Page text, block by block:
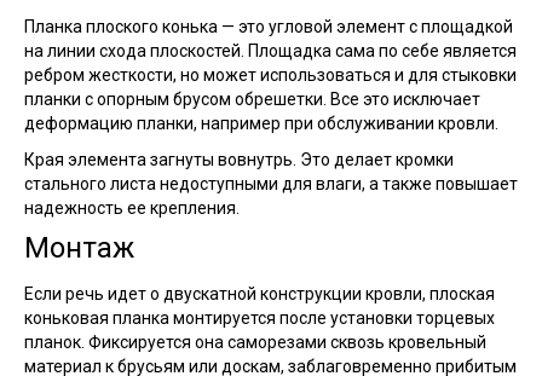
Планка плоского конька — это угловой элемент с площадкой
на линии схода плоскостей. Площадка сама по себе является
ребром жесткости, но может использоваться и для стыковки
планки с опорным брусом обрешетки. Все это исключает
деформацию планки, например при обслуживании кровли.
Края элемента загнуты вовнутрь. Это делает кромки
стального листа недоступными для влаги, а также повышает
надежность ее крепления.
Монтаж
Если речь идет о двускатной конструкции кровли, плоская
коньковая планка монтируется после установки торцевых
планок. Фиксируется она саморезами сквозь кровельный
материал к брусьям или доскам, заблаговременно прибитым